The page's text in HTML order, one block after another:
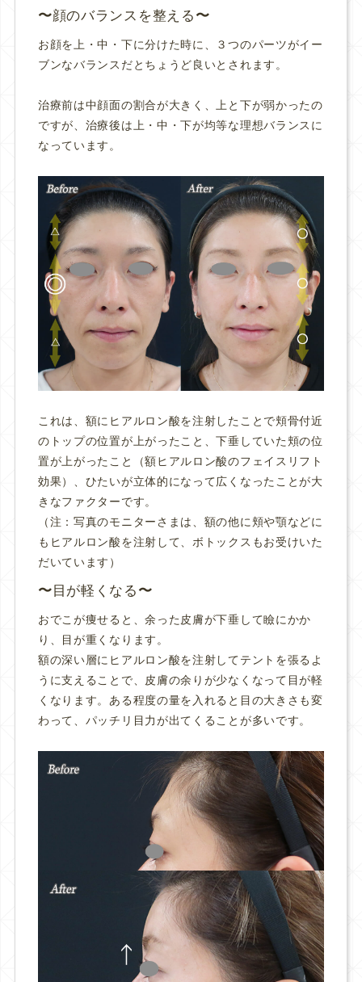
顔のバランスを整える
お顔を上・中・下に分けた時に、３つのパーツがイー
ブンなバランスだとちょうど良いとされます。
治療前は中顔面の割合が大きく、上と下が弱かったの
ですが、治療後は上・中・下が均等な理想バランスに
なっています。
これは、額にヒアルロン酸を注射したことで頬骨付近
のトップの位置が上がったこと、下垂していた頬の位
置が上がったこと（額ヒアルロン酸のフェイスリフト
効果）、ひたいが立体的になって広くなったことが大
きなファクターです。
（注：写真のモニターさまは、額の他に頬や顎などに
もヒアルロン酸を注射して、ボトックスもお受けいた
だいています）
目が軽くなる
おでこが痩せると、余った皮膚が下垂して瞼にかか
り、目が重くなります。
額の深い層にヒアルロン酸を注射してテントを張るよ
うに支えることで、皮膚の余りが少なくなって目が軽
くなります。ある程度の量を入れると目の大きさも変
わって、パッチリ目力が出てくることが多いです。